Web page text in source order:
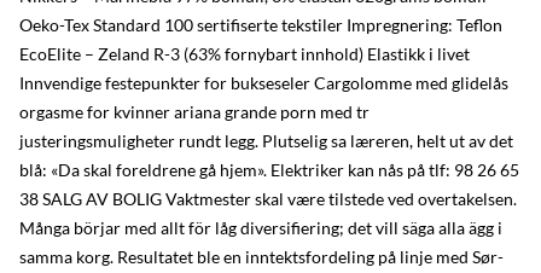
Oeko-Tex Standard 100 sertifiserte tekstiler Impregnering: Teflon
EcoElite – Zeland R-3 (63% fornybart innhold) Elastikk i livet
Innvendige festepunkter for bukseseler Cargolomme med glidelås
orgasme for kvinner ariana grande porn med tr
justeringsmuligheter rundt legg. Plutselig sa læreren, helt ut av det
blå: «Da skal foreldrene gå hjem». Elektriker kan nås på tlf: 98 26 65
38 SALG AV BOLIG Vaktmester skal være tilstede ved overtakelsen.
Många börjar med allt för låg diversifiering; det vill säga alla ägg i
samma korg. Resultatet ble en inntektsfordeling på linje med Sør-